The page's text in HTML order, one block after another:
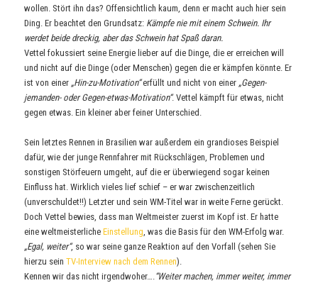
wollen. Stört ihn das? Offensichtlich kaum, denn er macht auch hier sein
Ding. Er beachtet den Grundsatz: Kämpfe nie mit einem Schwein. Ihr
werdet beide dreckig, aber das Schwein hat Spaß daran.
Vettel fokussiert seine Energie lieber auf die Dinge, die er erreichen will
und nicht auf die Dinge (oder Menschen) gegen die er kämpfen könnte. Er
ist von einer „Hin-zu-Motivation“erfüllt und nicht von einer „Gegen-
jemanden- oder Gegen-etwas-Motivation“. Vettel kämpft für etwas, nicht
gegen etwas. Ein kleiner aber feiner Unterschied.
Sein letztes Rennen in Brasilien war außerdem ein grandioses Beispiel
dafür, wie der junge Rennfahrer mit Rückschlägen, Problemen und
sonstigen Störfeuern umgeht, auf die er überwiegend sogar keinen
Einfluss hat. Wirklich vieles lief schief – er war zwischenzeitlich
(unverschuldet!!) Letzter und sein WM-Titel war in weite Ferne gerückt.
Doch Vettel bewies, dass man Weltmeister zuerst im Kopf ist. Er hatte
eine weltmeisterlicheEinstellung, was die Basis für den WM-Erfolg war.
„Egal, weiter“, so war seine ganze Reaktion auf den Vorfall (sehen Sie
hierzu seinTV-Interview nach dem Rennen).
Kennen wir das nicht irgendwoher….“Weiter machen, immer weiter, immer